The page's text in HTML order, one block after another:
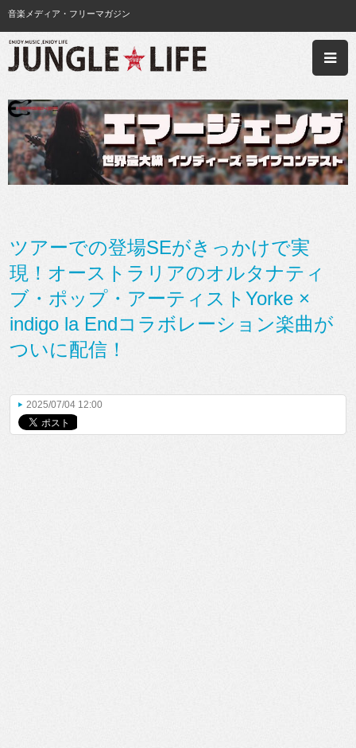
音楽メディア・フリーマガジン
ツアーでの登場SEがきっかけで実
現！オーストラリアのオルタナティ
ブ・ポップ・アーティストYorke ×
indigo la Endコラボレーション楽曲が
ついに配信！
2025/07/04 12:00